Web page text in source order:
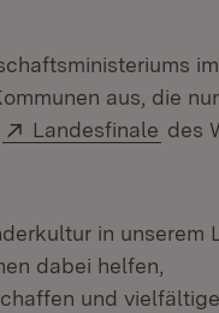
in neuem Fenster)
aus, die
Extern:
Landesfinale des
in unserem
dabei helfen,
und vielfältige